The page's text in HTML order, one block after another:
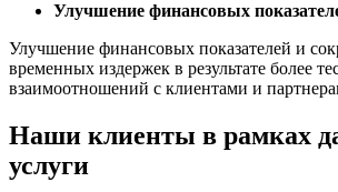
Улучшение финансовых
Улучшение финансовых показателей и
временных издержек в результате более
взаимоотношений с клиентами и
Наши клиенты в рамках
услуги